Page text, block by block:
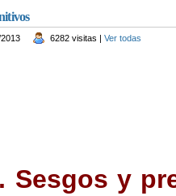
6282 visitas | Ver todas
Sesgos y